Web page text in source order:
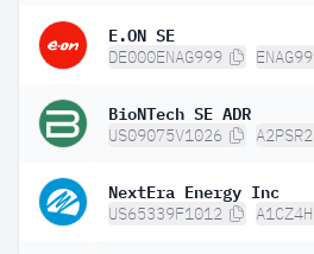
E.ON SE
DE000ENAG999 ENAG99
BioNTech SE ADR
US09075V1026 A2PSR2
NextEra Energy Inc
US65339F1012 A1CZ4H